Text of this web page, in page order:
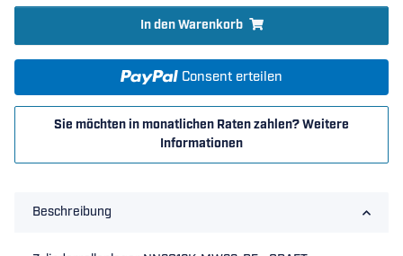
In den Warenkorb
Consent erteilen
Sie möchten in monatlichen Raten zahlen?Weitere
Informationen
Beschreibung